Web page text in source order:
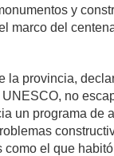
y
marco del
la provincia,
no
un programa de
como el que